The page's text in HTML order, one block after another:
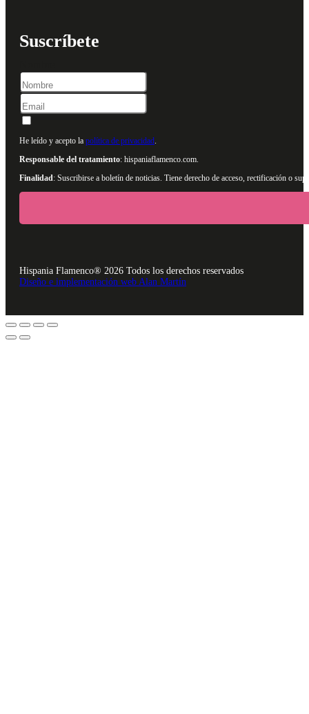
Suscríbete
He leído y acepto la política de privacidad
Responsable del tratamiento: hispaniaflamenco.com.
Finalidad: Suscribirse a boletín de noticias. Tiene derecho de acceso, rectificación o
Hispania Flamenco® 2026 Todos los derechos reservados
Diseño e implementación web Alan Martín